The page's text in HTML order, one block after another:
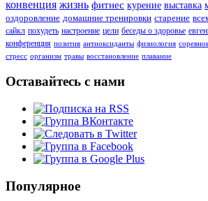
конвенция жизнь фитнес курение выставка
оздоровление домашние тренировки старение
сайкл похудеть настроение цели беседы о здоровье
конференция позитив антиоксиданты физиология
стресс организм травы восстановление плавание
Оставайтесь с нами
Популярное